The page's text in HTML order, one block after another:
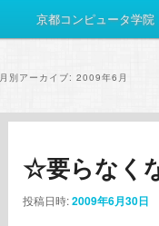
メ
ン
コ
ン
サ
コ
ン
テ
京都コンピュータ学院
月別アーカイブ: 2009年6月
☆要らなく
投稿日時:2009年6月30日